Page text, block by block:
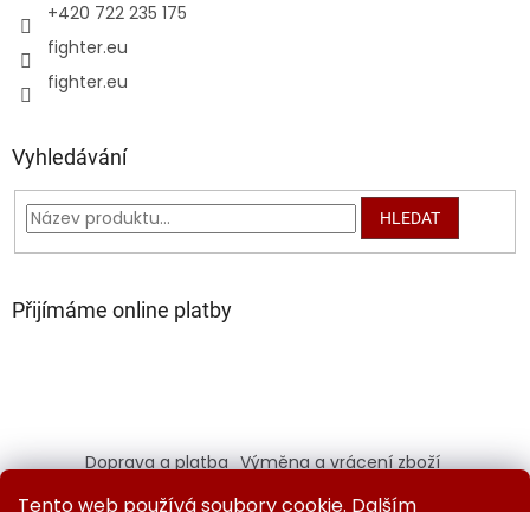
Tento web používá soubory cookie. Dalším
+420 722 235 175
fighter.eu
fighter.eu
Vyhledávání
HLEDAT
Přijímáme online platby
Doprava a platba Výměna a vrácení zboží
Ochrana osobních údajů